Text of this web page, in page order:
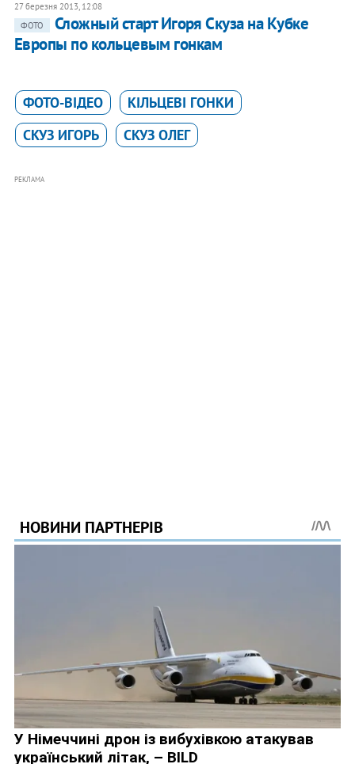
27 березня 2013, 12:08
ФОТО
Сложный старт Игоря Скуза на Кубке
Европы по кольцевым гонкам
ФОТО-ВІДЕО
КІЛЬЦЕВІ ГОНКИ
СКУЗ ИГОРЬ
СКУЗ ОЛЕГ
РЕКЛАМА